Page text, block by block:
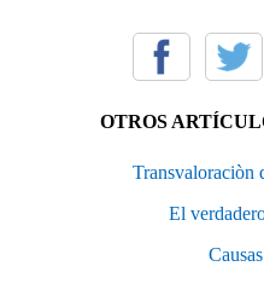
OTROS
Transvaloraciòn
El